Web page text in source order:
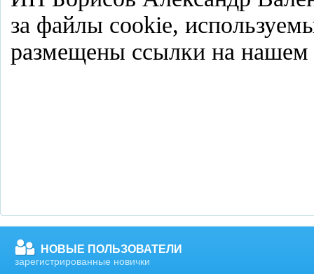
за файлы cookie,
размещены ссылки на нашем
НОВЫЕ ПОЛЬЗОВАТЕЛИ
зарегистрированные новички